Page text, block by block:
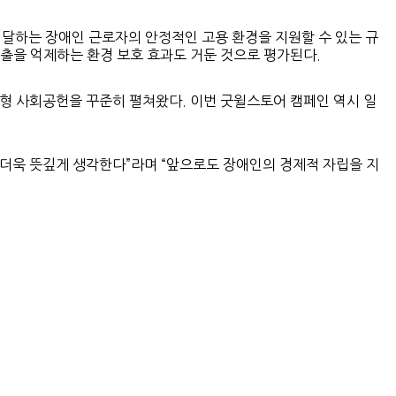
하는 장애인 근로자의 안정적인 고용 환경을 지원할 수 있는 규
억제하는 환경 보호 효과도 거둔 것으로 평가된다.
사회공헌을 꾸준히 펼쳐왔다. 이번 굿윌스토어 캠페인 역시 일
뜻깊게 생각한다”라며 “앞으로도 장애인의 경제적 자립을 지